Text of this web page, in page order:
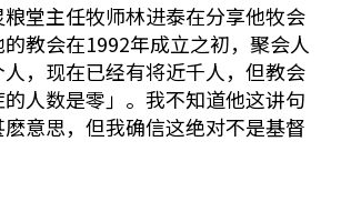
堂主任牧师林进泰在分享他牧会
教会在1992年成立之初，聚会人
，现在已经有将近千人，但教会
人数是零」。我不知道他这讲句
意思，但我确信这绝对不是基督